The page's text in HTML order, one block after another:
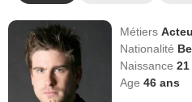
Métiers
Nationalité
Naissance
Age46 ans